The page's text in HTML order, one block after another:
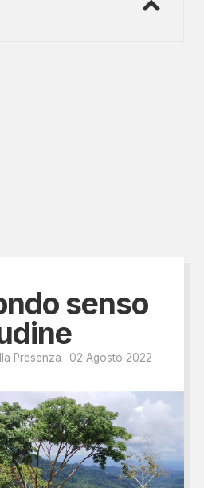
senso
Presenza 02 Agosto 2022